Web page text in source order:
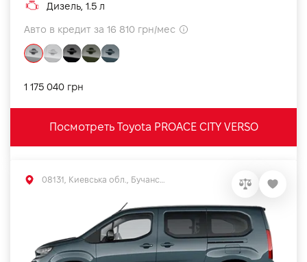
Дизель, 1.5 л
Авто в кредит за 16 810 грн/мес
1 175 040 грн
Посмотреть Toyota PROACE CITY VERSO